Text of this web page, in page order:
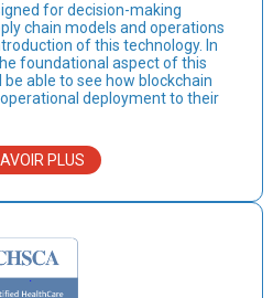
for decision-making
chain models and operations
of this technology. In
foundational aspect of this
able to see how blockchain
deployment to their
PLUS